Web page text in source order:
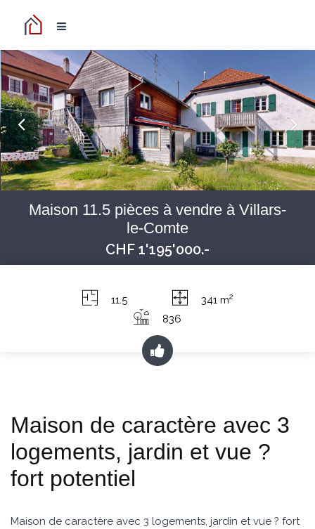
Maison 11.5 pièces à vendre à Villars-
le-Comte
CHF 1'195'000.-
11.5 341 m2
836
Maison de caractère avec 3
logements, jardin et vue ?
fort potentiel
Maison de caractère avec 3 logements, jardin et vue ? fort